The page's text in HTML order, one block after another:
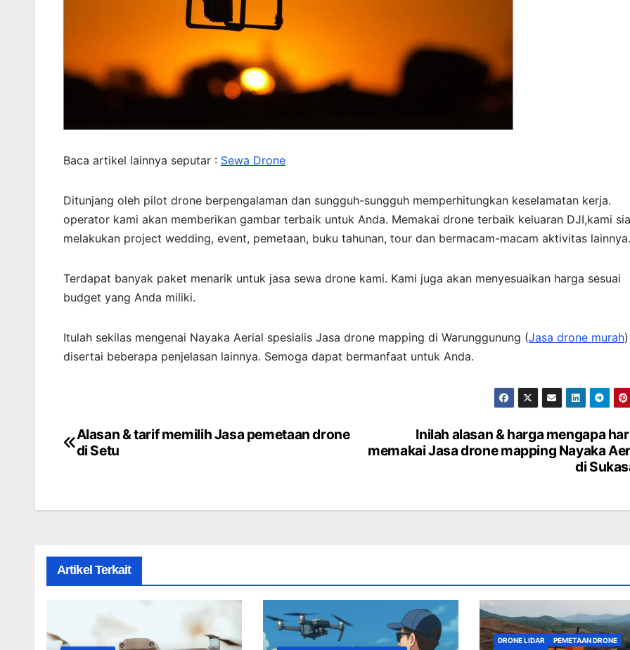
Baca artikel lainnya seputar : Sewa Drone
Ditunjang oleh pilot drone berpengalaman dan sungguh-sungguh memperhitungkan keselamatan kerja.
operator kami akan memberikan gambar terbaik untuk Anda. Memakai drone terbaik keluaran DJI,kami
melakukan project wedding, event, pemetaan, buku tahunan, tour dan bermacam-macam aktivitas lainnya.
Terdapat banyak paket menarik untuk jasa sewa drone kami. Kami juga akan menyesuaikan harga sesuai
budget yang Anda miliki.
Itulah sekilas mengenai Nayaka Aerial spesialis Jasa drone mapping di Warunggunung (Jasa drone murah)
disertai beberapa penjelasan lainnya. Semoga dapat bermanfaat untuk Anda.
Post
Inilah alasan & harga mengapa
memakai Jasa drone mapping Nayaka
di
Alasan & tarif memilih Jasa pemetaan drone
di Setu
Artikel Terkait
DRONE LIDAR
PEMETAAN DRONE